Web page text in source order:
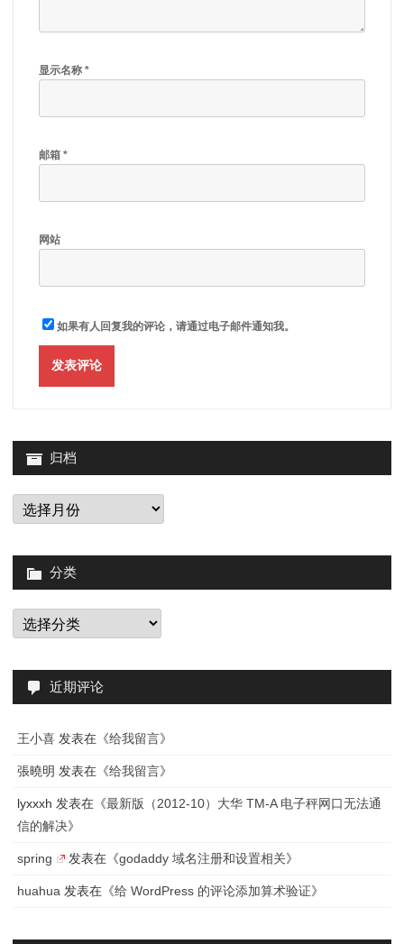
显示名称 *
邮箱 *
网站
如果有人回复我的评论，请通过电子邮件通知我。
归档
归
档
分类
分
类
近期评论
王小喜 发表在《给我留言》
張曉明 发表在《给我留言》
lyxxxh 发表在《最新版（2012-10）大华 TM-A 电子秤网口无法通
信的解决》
spring 发表在《godaddy 域名注册和设置相关》
huahua 发表在《给 WordPress 的评论添加算术验证》